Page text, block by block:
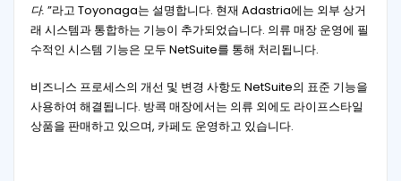
다. ”라고 Toyonaga는 설명합니다. 현재 Adastria에는 외부 상거
래 시스템과 통합하는 기능이 추가되었습니다. 의류 매장 운영에 필
수적인 시스템 기능은 모두 NetSuite를 통해 처리됩니다.
비즈니스 프로세스의 개선 및 변경 사항도 NetSuite의 표준 기능을
사용하여 해결됩니다. 방콕 매장에서는 의류 외에도 라이프스타일
상품을 판매하고 있으며, 카페도 운영하고 있습니다.